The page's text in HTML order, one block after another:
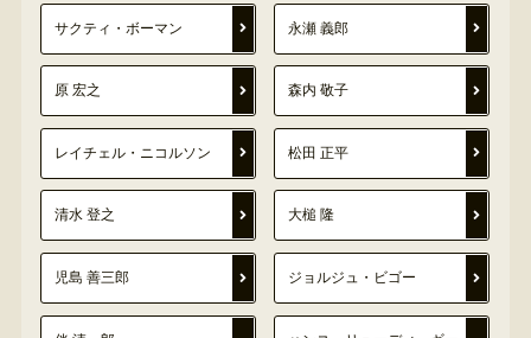
サクティ・ボーマン 永瀬 義郎
原 宏之 森内 敬子
レイチェル・ニコルソン 松田 正平
清水 登之 大槌 隆
児島 善三郎 ジョルジュ・ビゴー